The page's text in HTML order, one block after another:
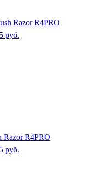
Razor R4PRO
руб.
Razor R4PRO
руб.